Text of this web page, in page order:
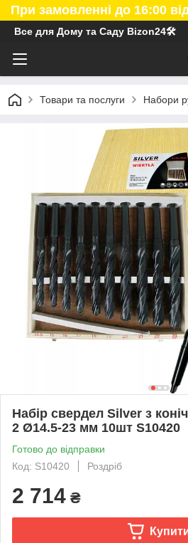
При замовленні до 16:00
Все для Дому та Саду Bizon24🛠
Товари та послуги Набори
Набір свердел Silver з
2 Ø14.5-23 мм 10шт S10420
Готово до відправки
Код: S10420
Роздріб
2 714 ₴